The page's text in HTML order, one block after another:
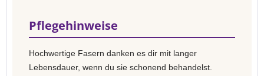
Pflegehinweise
Hochwertige Fasern danken es dir mit langer
Lebensdauer, wenn du sie schonend behandelst.